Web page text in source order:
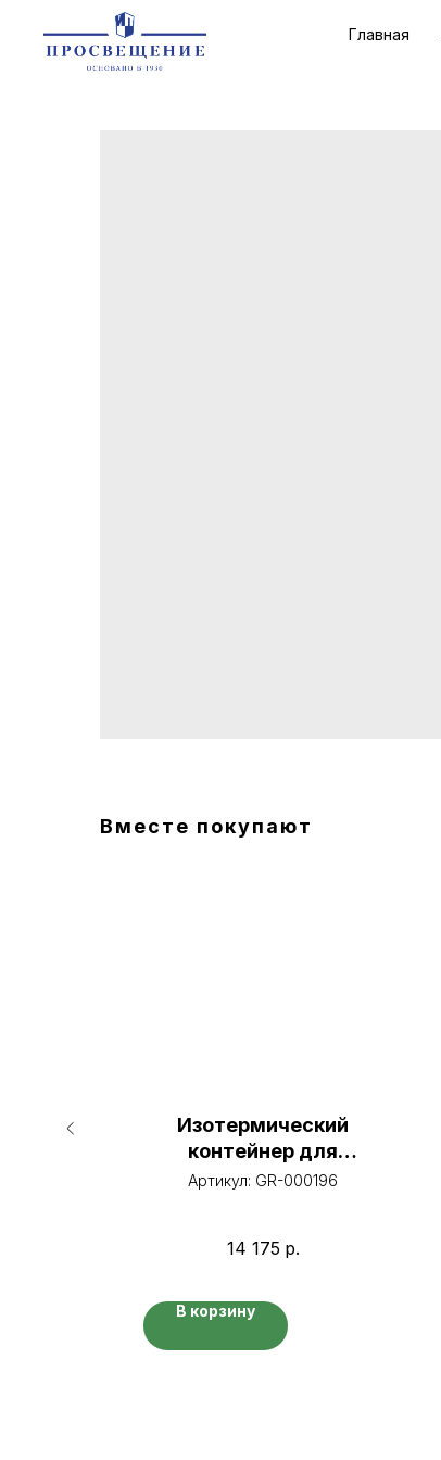
Главная
Вместе покупают
Изотермический
контейнер для
транспортировки рыбы
Артикул: GR-000196
14 175 р.
В корзину